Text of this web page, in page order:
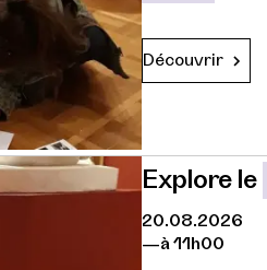
Découvrir
Explore le
20.08.2026
à 11h00